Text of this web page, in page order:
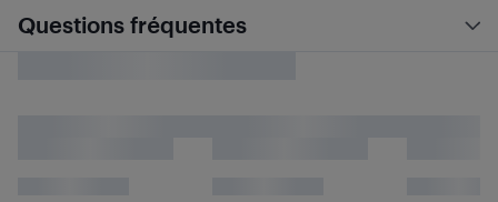
Questions fréquentes